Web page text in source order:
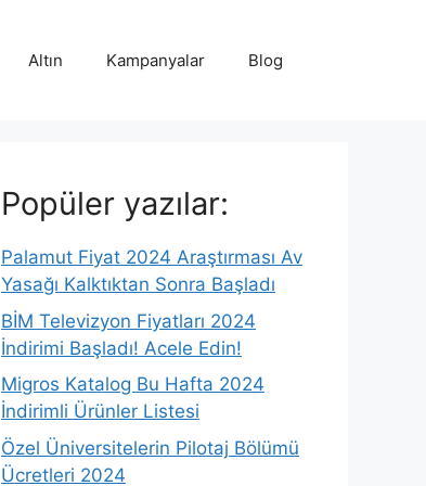
Altın Kampanyalar Blog
Popüler yazılar:
Palamut Fiyat 2024 Araştırması Av
Yasağı Kalktıktan Sonra Başladı
BİM Televizyon Fiyatları 2024
İndirimi Başladı! Acele Edin!
Migros Katalog Bu Hafta 2024
İndirimli Ürünler Listesi
Özel Üniversitelerin Pilotaj Bölümü
Ücretleri 2024